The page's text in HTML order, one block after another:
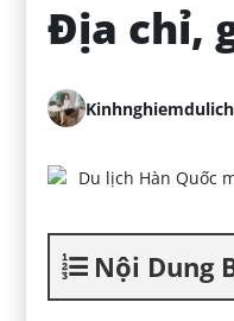
Địa chỉ,
Nội Dung